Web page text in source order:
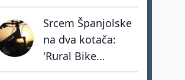
posto, hoteli rastu
tri puta brže od
privatnog
smještaja
Srcem Španjolske
na dva kotača:
'Rural Bike
Conecta' spašava